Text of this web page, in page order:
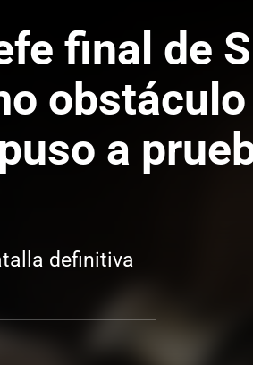
final de
a
definitiva